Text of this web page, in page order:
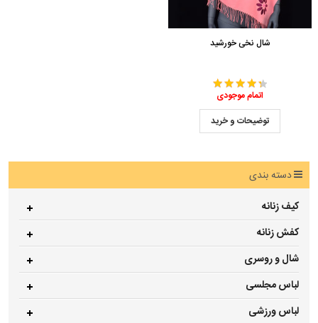
شال نخی خورشید
اتمام موجودی
توضیحات و خرید
دسته بندی
کیف زنانه
کفش زنانه
شال و روسری
لباس مجلسی
لباس ورزشی